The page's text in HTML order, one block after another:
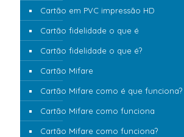
Cartão em PVC impressão HD
Cartão fidelidade o que é
Cartão fidelidade o que é?
Cartão Mifare
Cartão Mifare como é que funciona?
Cartão Mifare como funciona
Cartão Mifare como funciona?